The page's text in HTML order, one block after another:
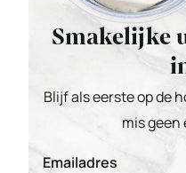
Smakelijke
Blijf als eerste op de
mis geen
Emailadres